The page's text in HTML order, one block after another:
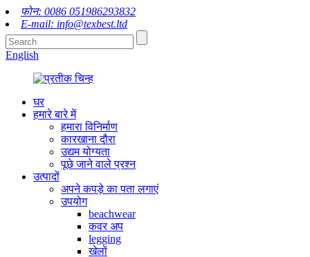
फोन: 0086 051986293832
E-mail: info@texbest.ltd
English
घर
हमारे बारे में
हमारा विनिर्माण
कारखाना दौरा
उद्यम योग्यता
पूछे जाने वाले प्रश्न
उत्पादों
अपने कपड़े का पता लगाएं
उपयोग
beachwear
कवर अप
legging
खेलों